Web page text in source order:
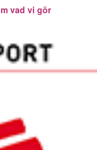
vad vi gör